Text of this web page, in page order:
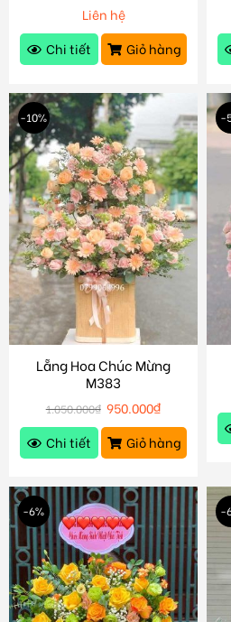
Liên hệ
Chi tiết
Giỏ hàng
-10%
Lẵng Hoa Chúc Mừng
M383
1.050.000₫ 950.000₫
Chi tiết
Giỏ hàng
-
-6% -